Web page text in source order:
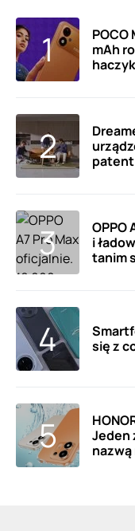
mAh
haczyk
patent
OPPO
i
tanim
się z
Jeden